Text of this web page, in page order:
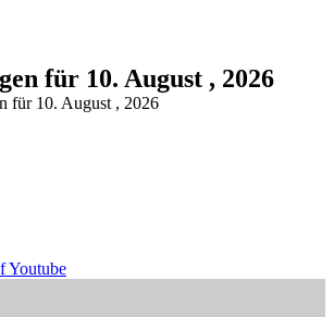
für 10. August , 2026
für 10. August , 2026
Youtube